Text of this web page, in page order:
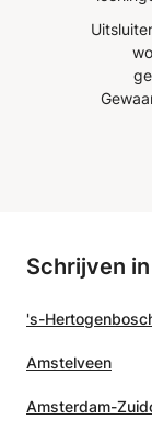
Schrijven
's-
Amstelveen
Amsterdam-